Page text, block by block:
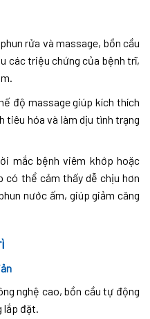
rửa và massage, bồn cầu
các triệu chứng của bệnh trĩ,
độ massage giúp kích thích
tiêu hóa và làm dịu tình trạng
mắc bệnh viêm khớp hoặc
có thể cảm thấy dễ chịu hơn
nước ấm, giúp giảm căng
nghệ cao, bồn cầu tự động
đặt.